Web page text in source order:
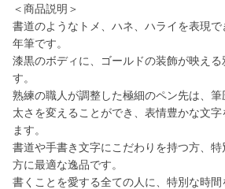
＜商品説明＞
書道のようなトメ、ハネ、ハライを表現
年筆です。
漆黒のボディに、ゴールドの装飾が映え
す。
熟練の職人が調整した極細のペン先は、
太さを変えることができ、表情豊かな文
ます。
書道や手書き文字にこだわりを持つ方、
方に最適な逸品です。
書くことを愛する全ての人に、特別な時間